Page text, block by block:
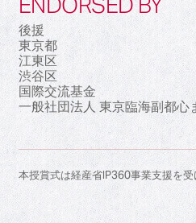
後援
東京都
江東区
渋谷区
国際交流基金
一般社団法人 東京臨海副都心
本授賞式は経産省IP360事業支援を